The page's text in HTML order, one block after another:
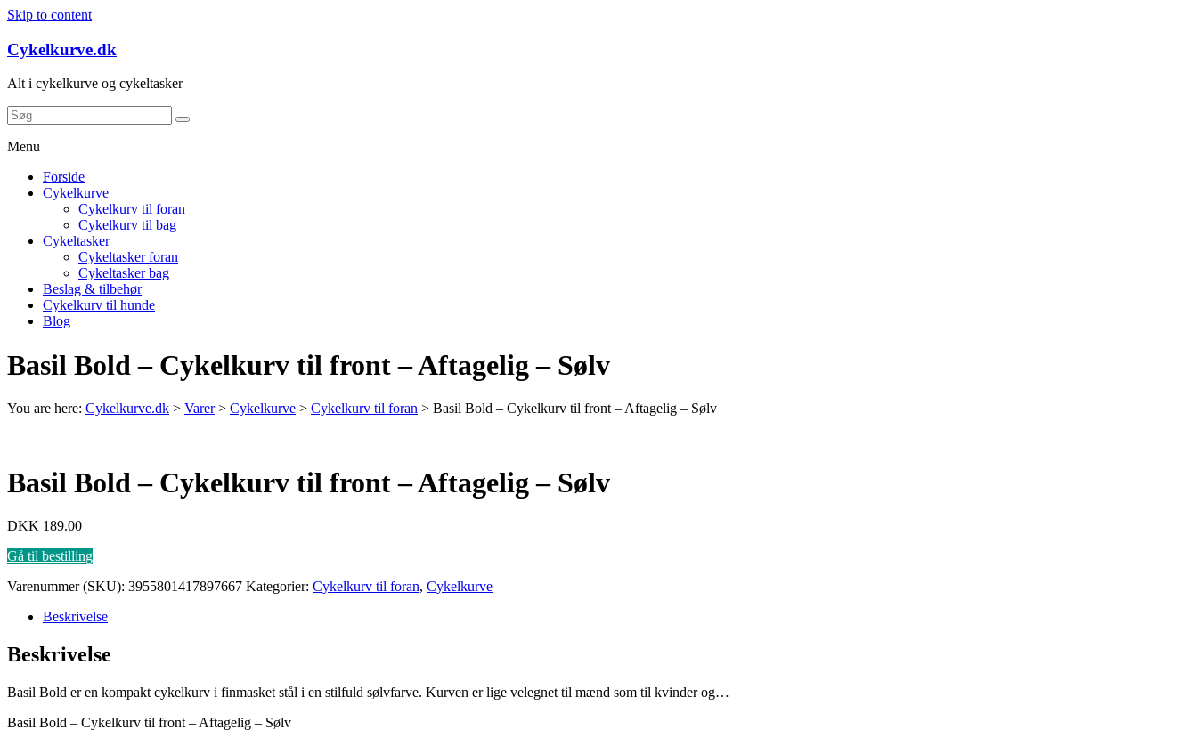
Skip to content
Cykelkurve.dk
Alt i cykelkurve og cykeltasker
Menu
Forside
Cykelkurve
Cykelkurv til foran
Cykelkurv til bag
Cykeltasker
Cykeltasker foran
Cykeltasker bag
Beslag & tilbehør
Cykelkurv til hunde
Blog
Basil Bold – Cykelkurv til front – Aftagelig – Sølv
You are here: Cykelkurve.dk > Varer> Cykelkurve > Cykelkurv til foran > Basil Bold – Cykelkurv til front – Aftagelig – Sølv
Basil Bold – Cykelkurv til front – Aftagelig – Sølv
DKK 189.00
Gå til bestilling
Varenummer (SKU): 3955801417897667 Kategorier: Cykelkurv til foran, Cykelkurve
Beskrivelse
Beskrivelse
Basil Bold er en kompakt cykelkurv i finmasket stål i en stilfuld sølvfarve. Kurven er lige velegnet til mænd som til kvinder og…
Basil Bold – Cykelkurv til front – Aftagelig – Sølv